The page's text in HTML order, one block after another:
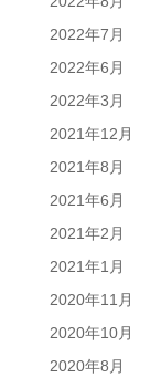
2022年7月
2022年6月
2022年3月
2021年12月
2021年8月
2021年6月
2021年2月
2021年1月
2020年11月
2020年10月
2020年8月